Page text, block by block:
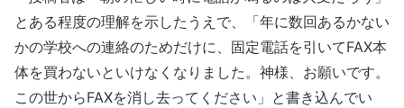
とある程度の理解を示したうえで、「年に数回あるかない
かの学校への連絡のためだけに、固定電話を引いてFAX本
体を買わないといけなくなりました。神様、お願いです。
この世からFAXを消し去ってください」と書き込んでい